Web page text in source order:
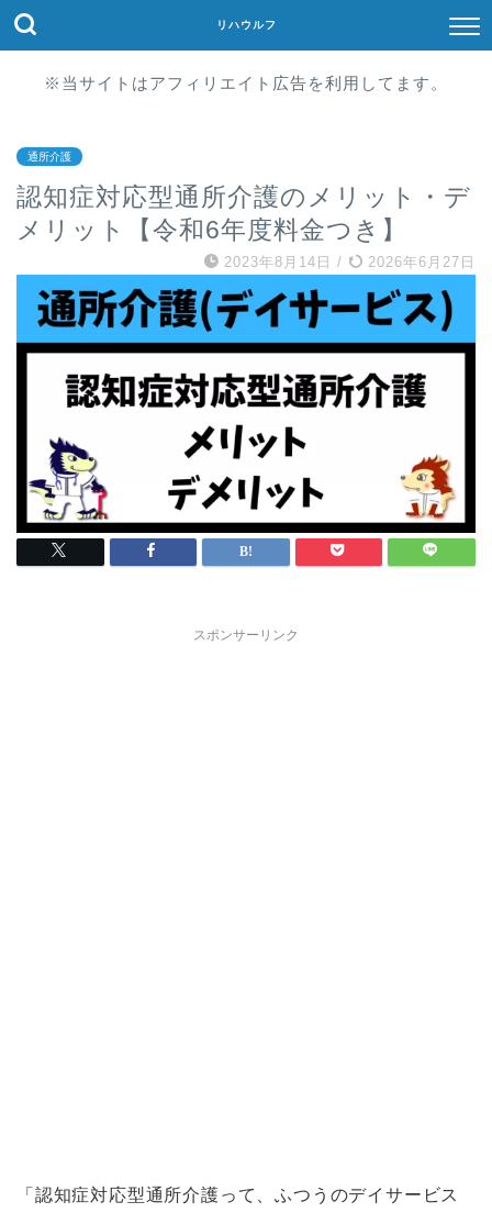
リハウルフ
※当サイトはアフィリエイト広告を利用してます。
通所介護
認知症対応型通所介護のメリット・デ
メリット【令和6年度料金つき】
2023年8月14日 / 2026年6月27日
スポンサーリンク
「認知症対応型通所介護って、ふつうのデイサービス